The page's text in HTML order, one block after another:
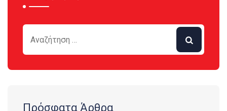
Πρόσφατα Άρθρα